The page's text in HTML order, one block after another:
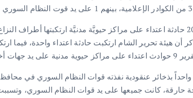
ذكر أن هيئة تحرير الشام ارتكبت حادثة اعتداء واحدة،